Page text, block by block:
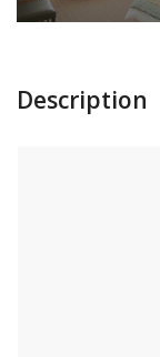
Description